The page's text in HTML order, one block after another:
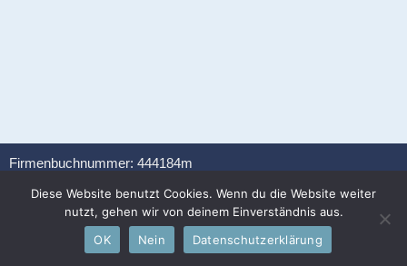
Firmenbuchnummer: 444184m
UID-Nr: ATU70045729
I
n
s
t
Y
o
t
L
i
n
k
Datenschutz Impressum
Diese Website benutzt Cookies. Wenn du die Website weiter
nutzt, gehen wir von deinem Einverständnis aus.
OK
Nein Datenschutzerklärung